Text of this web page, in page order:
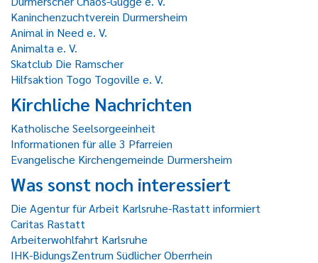
Kaninchenzuchtverein Durmersheim
Animal in Need e. V.
Animalta e. V.
Skatclub Die Ramscher
Hilfsaktion Togo Togoville e. V.
Kirchliche Nachrichten
Katholische Seelsorgeeinheit
Informationen für alle 3 Pfarreien
Evangelische Kirchengemeinde Durmersheim
Was sonst noch interessiert
Die Agentur für Arbeit Karlsruhe-Rastatt informiert
Caritas Rastatt
Arbeiterwohlfahrt Karlsruhe
IHK-BidungsZentrum Südlicher Oberrhein